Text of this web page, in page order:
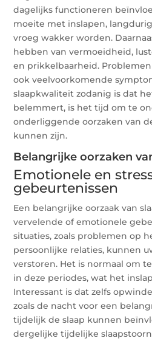
dagelijks functioneren
moeite met inslapen,
vroeg wakker worden.
hebben van vermoeidheid,
en prikkelbaarheid.
ook veelvoorkomende
slaapkwaliteit zodanig is dat
belemmert, is het tijd om te
onderliggende oorzaken van
kunnen zijn.
Belangrijke oorzaken
Emotionele en
gebeurtenissen
Een belangrijke oorzaak van
vervelende of emotionele
situaties, zoals problemen op
persoonlijke relaties, kunnen
verstoren. Het is normaal om
in deze periodes, wat het
Interessant is dat zelfs
zoals de nacht voor een
tijdelijk de slaap kunnen
dergelijke tijdelijke